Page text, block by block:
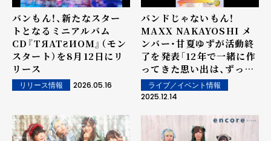
バンもん！、新たなスター
トとなるミニアルバム
CD『TЯATƧИOM』（モン
スタート）を8月12日にリ
リース
リリース情報 2026.05.16
バンドじゃないもん！
MAXX NAKAYOSHI メ
ンバー・甘夏ゆずが活動終
了を発表「12年で一緒に作
ってきた思い出は、ずっと
大切に残り続けると思えて
います」
ライブ／イベント情報
2025.12.14